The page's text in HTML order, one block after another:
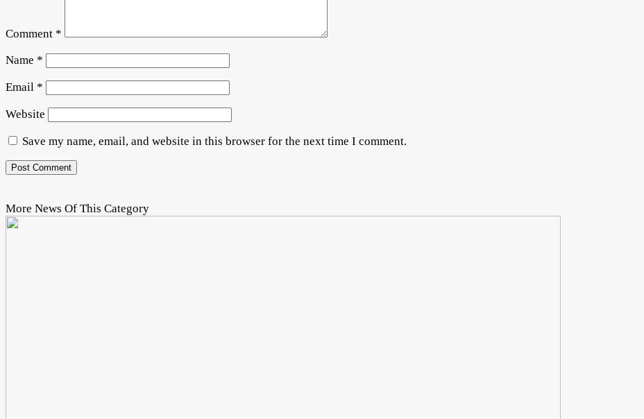
Comment *
Name *
Email *
Website
Save my name, email, and website in this browser for the next time I comment.
More News Of This Category